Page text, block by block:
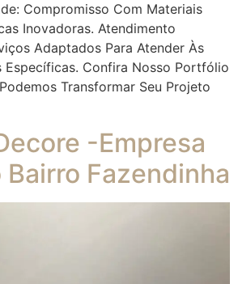
Compromisso Com Materiais
Inovadoras. Atendimento
Adaptados Para Atender Às
Específicas. Confira Nosso Portfólio
Transformar Seu Projeto
-Empresa
Bairro Fazendinha